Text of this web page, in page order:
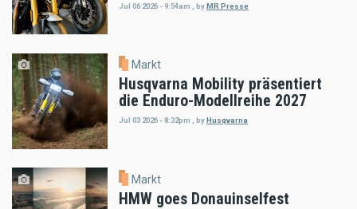
Jul 06 2026 - 9:54am byMR Presse
Markt
Husqvarna Mobility präsentiert
die Enduro-Modellreihe 2027
Jul 03 2026 - 8:32pm , by Husqvarna
Markt
HMW goes Donauinselfest